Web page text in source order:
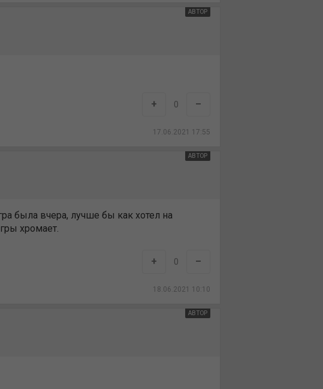
АВТОР
17.06.2021 17:55
+ 0 –
АВТОР
была вчера, лучше бы как хотел на
хромает.
18.06.2021 10:10
+ 0 –
АВТОР